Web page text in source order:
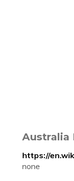
Australia
https://
none